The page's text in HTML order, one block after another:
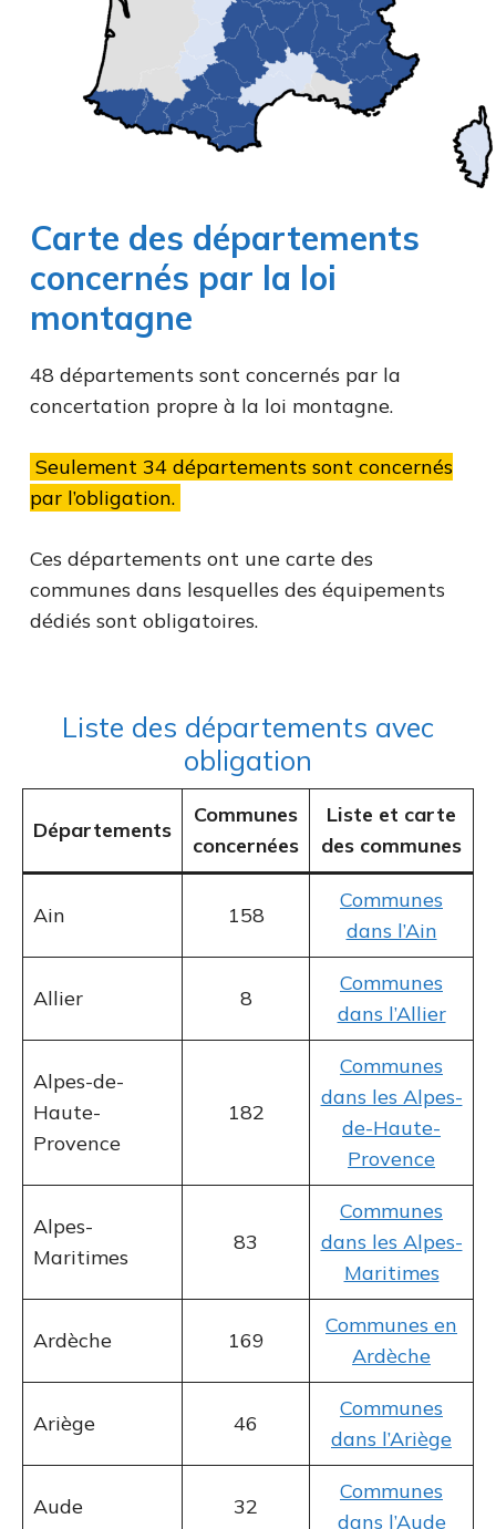
Carte des départements
concernés par la loi
montagne
48 départements sont concernés par la
concertation propre à la loi montagne.
Seulement 34 départements sont concernés
par l’obligation.
Ces départements ont une carte des
communes dans lesquelles des équipements
dédiés sont obligatoires.
Liste des départements avec
obligation
Départements
Communes
concernées
Liste et carte
des communes
Ain 158
Communes
dans l’Ain
Allier 8
Communes
dans l’Allier
Alpes-de-
Haute-
Provence
182
Communes
dans les Alpes-
de-Haute-
Provence
Alpes-
Maritimes
83
Communes
dans les Alpes-
Maritimes
Ardèche 169
Communes en
Ardèche
Ariège 46
Communes
dans l’Ariège
Aude 32
Communes
dans l’Aude